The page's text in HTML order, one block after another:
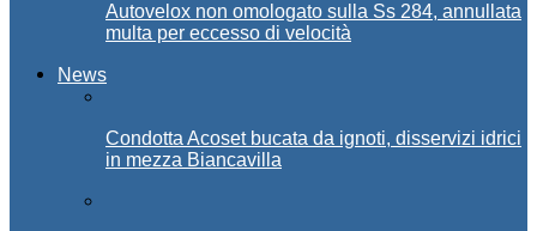
Autovelox non omologato sulla Ss 284, annullata
multa per eccesso di velocità
News
Condotta Acoset bucata da ignoti, disservizi idrici
in mezza Biancavilla